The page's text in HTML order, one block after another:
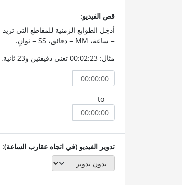
قص الفيديو:
= ساعة، MM = دقائق، SS = ثوانٍ.
مثال: 00:02:23 تعني دقيقتين و23 ثانية.
to
تدوير الفيديو (في اتجاه عقارب الساعة):